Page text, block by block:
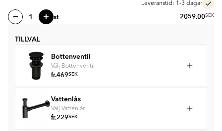
Leveranstid: 1-3 dagar
st 2059.00SEK
TILLVAL
Bottenventil
Välj Bottenventil
fr.469SEK
Vattenlås
Välj Vattenlås
fr.229SEK